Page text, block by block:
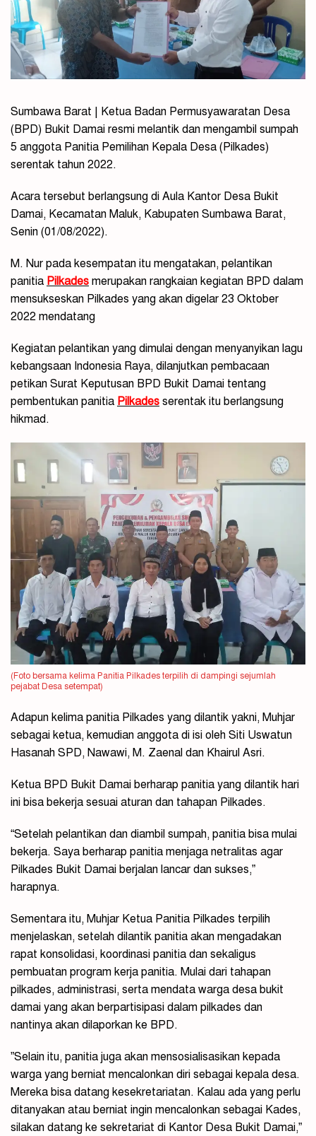
Sumbawa Barat | Ketua Badan Permusyawaratan Desa
(BPD) Bukit Damai resmi melantik dan mengambil sumpah
5 anggota Panitia Pemilihan Kepala Desa (Pilkades)
serentak tahun 2022.
Acara tersebut berlangsung di Aula Kantor Desa Bukit
Damai, Kecamatan Maluk, Kabupaten Sumbawa Barat,
Senin (01/08/2022).
M. Nur pada kesempatan itu mengatakan, pelantikan
panitia Pilkades merupakan rangkaian kegiatan BPD dalam
mensukseskan Pilkades yang akan digelar 23 Oktober
2022 mendatang
Kegiatan pelantikan yang dimulai dengan menyanyikan lagu
kebangsaan Indonesia Raya, dilanjutkan pembacaan
petikan Surat Keputusan BPD Bukit Damai tentang
pembentukan panitia Pilkades serentak itu berlangsung
hikmad.
(Foto bersama kelima Panitia Pilkades terpilih di dampingi sejumlah
pejabat Desa setempat)
Adapun kelima panitia Pilkades yang dilantik yakni, Muhjar
sebagai ketua, kemudian anggota di isi oleh Siti Uswatun
Hasanah SPD, Nawawi, M. Zaenal dan Khairul Asri.
Ketua BPD Bukit Damai berharap panitia yang dilantik hari
ini bisa bekerja sesuai aturan dan tahapan Pilkades.
“Setelah pelantikan dan diambil sumpah, panitia bisa mulai
bekerja. Saya berharap panitia menjaga netralitas agar
Pilkades Bukit Damai berjalan lancar dan sukses,”
harapnya.
Sementara itu, Muhjar Ketua Panitia Pilkades terpilih
menjelaskan, setelah dilantik panitia akan mengadakan
rapat konsolidasi, koordinasi panitia dan sekaligus
pembuatan program kerja panitia. Mulai dari tahapan
pilkades, administrasi, serta mendata warga desa bukit
damai yang akan berpartisipasi dalam pilkades dan
nantinya akan dilaporkan ke BPD.
”Selain itu, panitia juga akan mensosialisasikan kepada
warga yang berniat mencalonkan diri sebagai kepala desa.
Mereka bisa datang kesekretariatan. Kalau ada yang perlu
ditanyakan atau berniat ingin mencalonkan sebagai Kades,
silakan datang ke sekretariat di Kantor Desa Bukit Damai,”